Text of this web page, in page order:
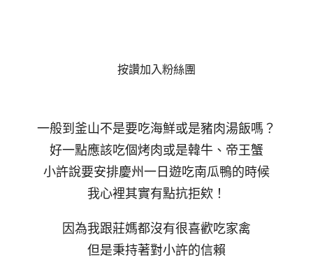
按讚加入粉絲團
一般到釜山不是要吃海鮮或是豬肉湯飯嗎？
好一點應該吃個烤肉或是韓牛、帝王蟹
小許說要安排慶州一日遊吃南瓜鴨的時候
我心裡其實有點抗拒欸！
因為我跟莊媽都沒有很喜歡吃家禽
但是秉持著對小許的信賴